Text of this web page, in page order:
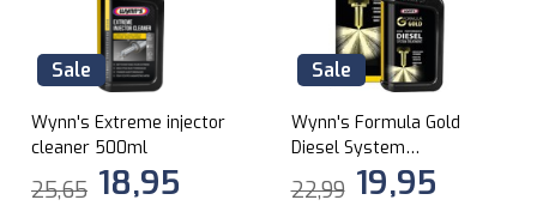
Sale
Wynn's Extreme injector
cleaner 500ml
25,65 18,95
Sale
Wynn's Formula Gold
Diesel System
Treatment 500ml
22,99 19,95